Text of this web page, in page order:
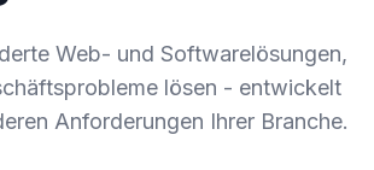
Web- und Softwarelösungen,
lösen - entwickelt
Anforderungen Ihrer Branche.